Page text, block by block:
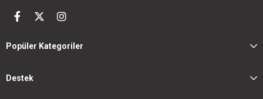
Popüler Kategoriler
Destek